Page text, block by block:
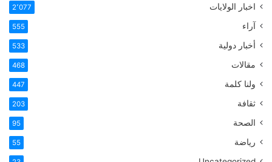
اخبار الولايات 2٬077
آراء 555
أخبار دولية 533
مقالات 468
ولنا كلمة 447
ثقافة 203
الصحة 95
رياضة 55